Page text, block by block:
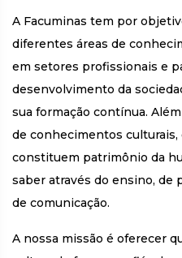
A Facuminas tem por
diferentes áreas de
em setores profissionais e
desenvolvimento da
sua formação contínua.
de conhecimentos
constituem patrimônio da
saber através do ensino, de
de comunicação.
A nossa missão é oferecer